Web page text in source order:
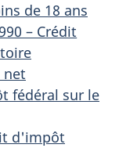
de 18 ans
– Crédit
net
fédéral sur le
d'impôt